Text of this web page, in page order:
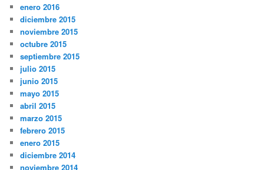
enero 2016
diciembre 2015
noviembre 2015
octubre 2015
septiembre 2015
julio 2015
junio 2015
mayo 2015
abril 2015
marzo 2015
febrero 2015
enero 2015
diciembre 2014
noviembre 2014